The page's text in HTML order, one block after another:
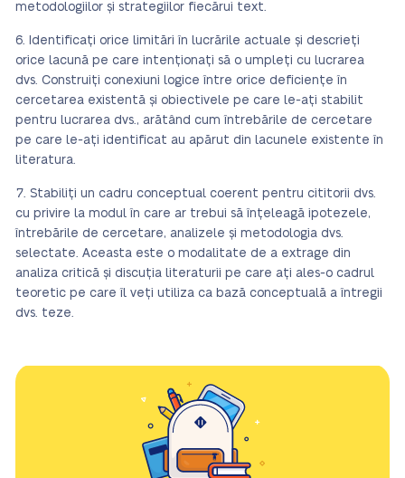
metodologiilor și strategiilor fiecărui text.
Identificați orice limitări în lucrările actuale și descrieți
orice lacună pe care intenționați să o umpleți cu lucrarea
dvs. Construiți conexiuni logice între orice deficiențe în
cercetarea existentă și obiectivele pe care le-ați stabilit
pentru lucrarea dvs., arătând cum întrebările de cercetare
pe care le-ați identificat au apărut din lacunele existente în
literatura.
Stabiliți un cadru conceptual coerent pentru cititorii dvs.
cu privire la modul în care ar trebui să înțeleagă ipotezele,
întrebările de cercetare, analizele și metodologia dvs.
selectate. Aceasta este o modalitate de a extrage din
analiza critică și discuția literaturii pe care ați ales-o cadrul
teoretic pe care îl veți utiliza ca bază conceptuală a întregii
dvs. teze.